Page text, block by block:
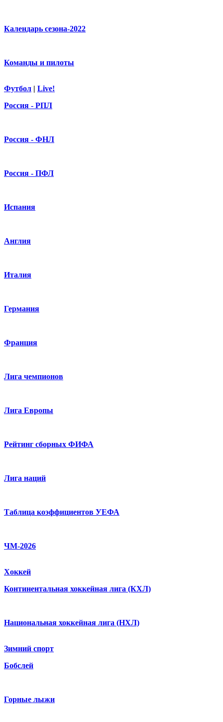
Календарь сезона-2022
Команды и пилоты
Футбол | Live!
Россия - РПЛ
Россия - ФНЛ
Россия - ПФЛ
Испания
Англия
Италия
Германия
Франция
Лига чемпионов
Лига Европы
Рейтинг сборных ФИФА
Лига наций
Таблица коэффициентов УЕФА
ЧМ-2026
Хоккей
Континентальная хоккейная лига (КХЛ)
Национальная хоккейная лига (НХЛ)
Зимний спорт
Бобслей
Горные лыжи